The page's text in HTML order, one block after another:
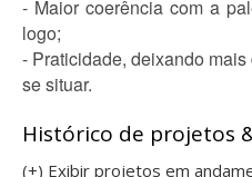
- Maior coerência com a
logo;
- Praticidade, deixando
se situar.
Histórico de projetos
(+) Exibir projetos em